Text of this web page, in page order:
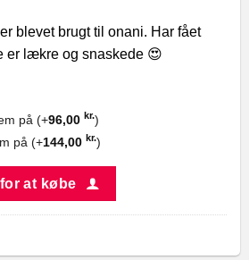
blevet brugt til onani. Har fået
er lækre og snaskede 😍
på (+96,00 kr.)
på (+144,00 kr.)
at købe